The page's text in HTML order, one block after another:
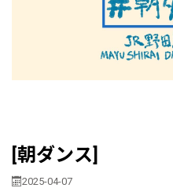
[朝ダンス]
2025-04-07